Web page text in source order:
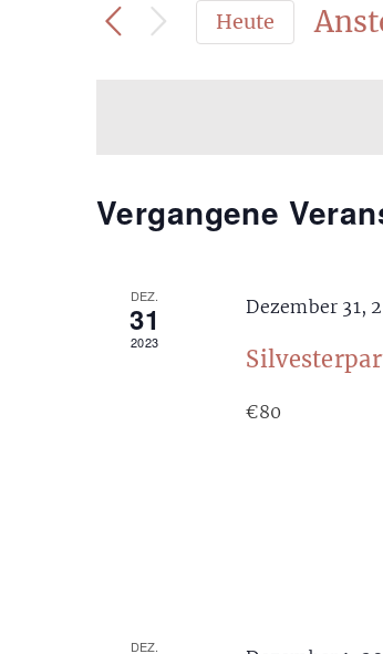
Suche
eingeben.
Heute
Vergangene
DEZ.
31
2023
Dezember 31,
€80
DEZ.